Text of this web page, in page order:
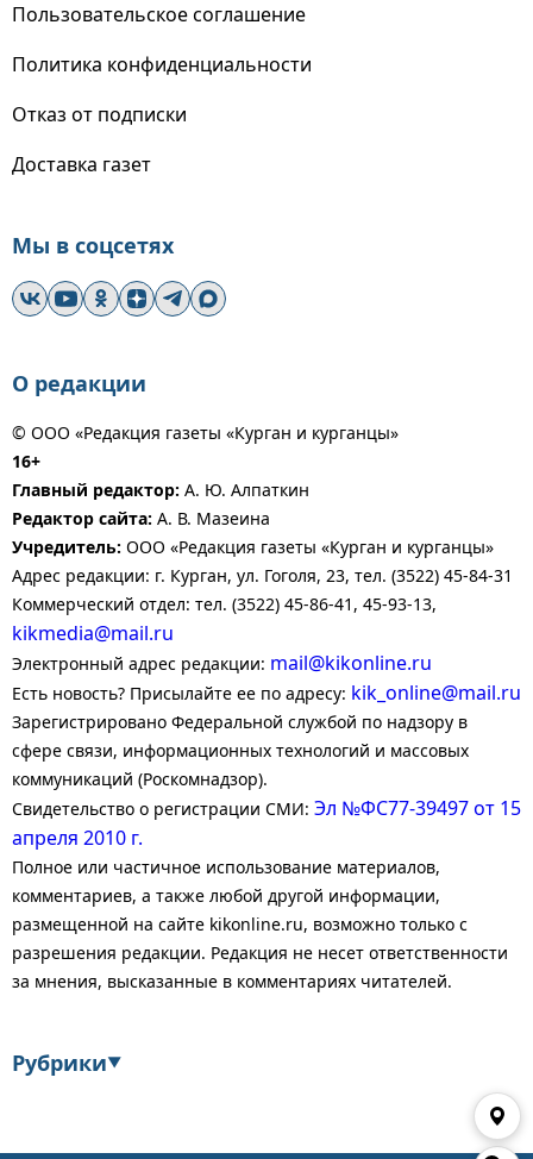
Пользовательское соглашение
Политика конфиденциальности
Отказ от подписки
Доставка газет
Мы в соцсетях
О редакции
© ООО «Редакция газеты «Курган и курганцы»
16+
Главный редактор: А. Ю. Алпаткин
Редактор сайта: А. В. Мазеина
Учредитель: ООО «Редакция газеты «Курган и курганцы»
Адрес редакции: г. Курган, ул. Гоголя, 23, тел. (3522) 45-84-31
Коммерческий отдел: тел. (3522) 45-86-41, 45-93-13,
kikmedia@mail.ru
Электронный адрес редакции: mail@kikonline.ru
Есть новость? Присылайте ее по адресу: kik_online@mail.ru
Зарегистрировано Федеральной службой по надзору в
сфере связи, информационных технологий и массовых
коммуникаций (Роскомнадзор).
Свидетельство о регистрации СМИ: Эл №ФС77-39497 от 15
апреля 2010 г.
Полное или частичное использование материалов,
комментариев, а также любой другой информации,
размещенной на сайте kikonline.ru, возможно только с
разрешения редакции. Редакция не несет ответственности
за мнения, высказанные в комментариях читателей.
Рубрики▼